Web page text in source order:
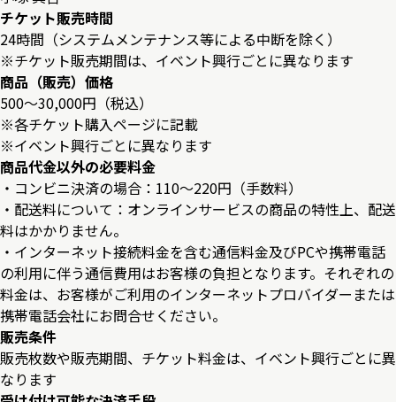
チケット販売時間
24時間（システムメンテナンス等による中断を除く）
※チケット販売期間は、イベント興行ごとに異なります
商品（販売）価格
500〜30,000円（税込）
※各チケット購入ページに記載
※イベント興行ごとに異なります
商品代金以外の必要料金
・コンビニ決済の場合：110〜220円（手数料）
・配送料について：オンラインサービスの商品の特性上、配送
料はかかりません。
・インターネット接続料金を含む通信料金及びPCや携帯電話
の利用に伴う通信費用はお客様の負担となります。それぞれの
料金は、お客様がご利用のインターネットプロバイダーまたは
携帯電話会社にお問合せください。
販売条件
販売枚数や販売期間、チケット料金は、イベント興行ごとに異
なります